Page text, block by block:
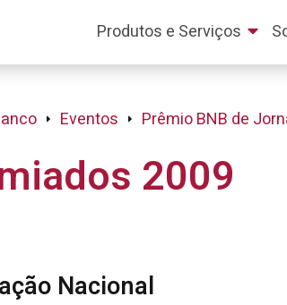
Produtos e Serviços
Eventos Prêmio BNB de
2009
Nacional